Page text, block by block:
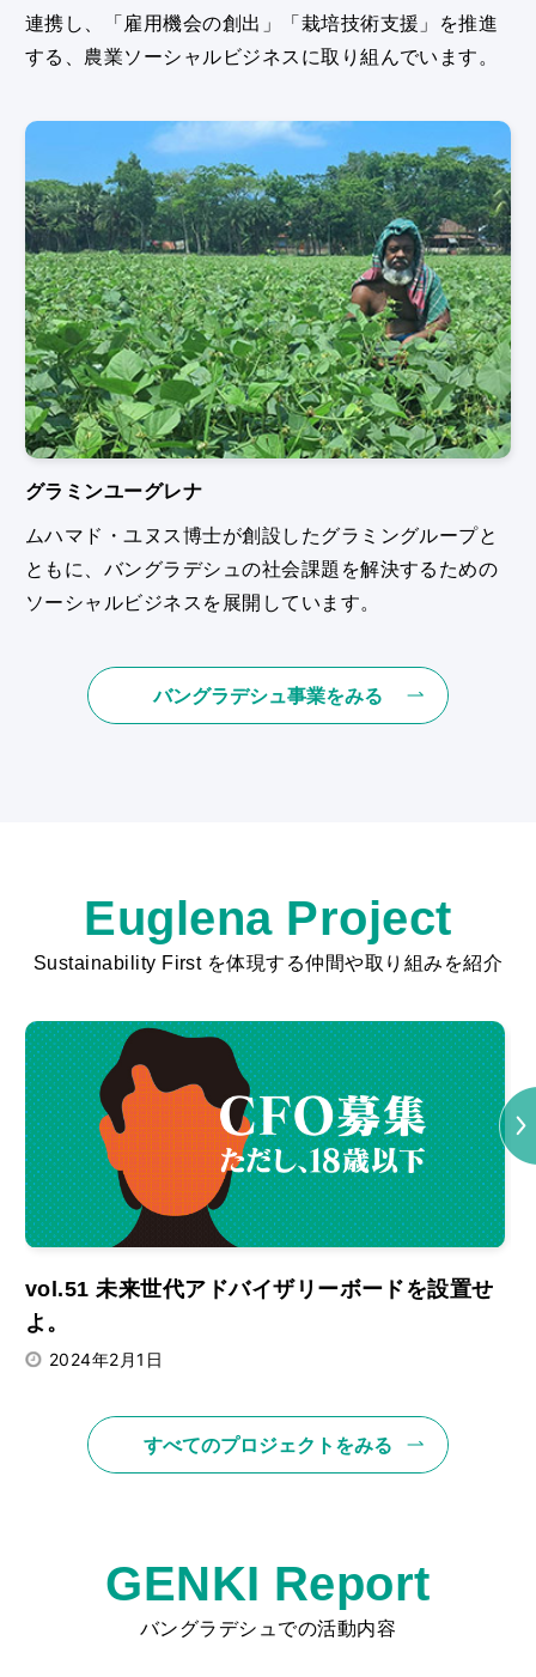
連携し、「雇用機会の創出」「栽培技術支援」を推進
する、農業ソーシャルビジネスに取り組んでいます。
グラミンユーグレナ
ムハマド・ユヌス博士が創設したグラミングループと
ともに、バングラデシュの社会課題を解決するための
ソーシャルビジネスを展開しています。
バングラデシュ事業をみる
Euglena Project
Sustainability First を体現する仲間や取り組みを紹介
vol.51 未来世代アドバイザリーボードを設置せ
よ。
2024年2月1日
Next
すべてのプロジェクトをみる
GENKI Report
バングラデシュでの活動内容